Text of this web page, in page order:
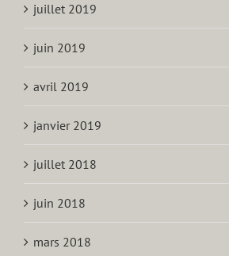
juillet 2019
juin 2019
avril 2019
janvier 2019
juillet 2018
juin 2018
mars 2018